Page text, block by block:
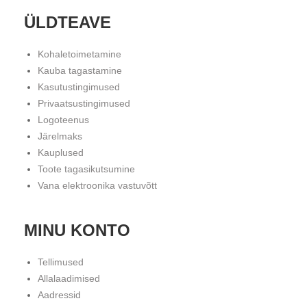
ÜLDTEAVE
Kohaletoimetamine
Kauba tagastamine
Kasutustingimused
Privaatsustingimused
Logoteenus
Järelmaks
Kauplused
Toote tagasikutsumine
Vana elektroonika vastuvõtt
MINU KONTO
Tellimused
Allalaadimised
Aadressid